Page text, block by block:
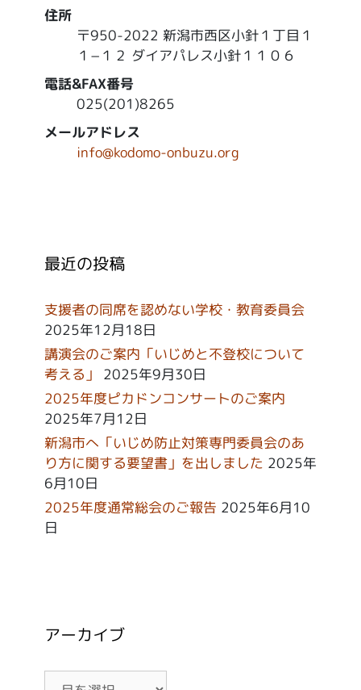
住所
〒950-2022 新潟市西区小針１丁目１
１−１２ ダイアパレス小針１１０６
電話&FAX番号
025(201)8265
メールアドレス
info@kodomo-onbuzu.org
最近の投稿
支援者の同席を認めない学校・教育委員会
2025年12月18日
講演会のご案内「いじめと不登校について
考える」
2025年9月30日
2025年度ピカドンコンサートのご案内
2025年7月12日
新潟市へ「いじめ防止対策専門委員会のあ
り方に関する要望書」を出しました 2025年
6月10日
2025年度通常総会のご報告 2025年6月10
日
アーカイブ